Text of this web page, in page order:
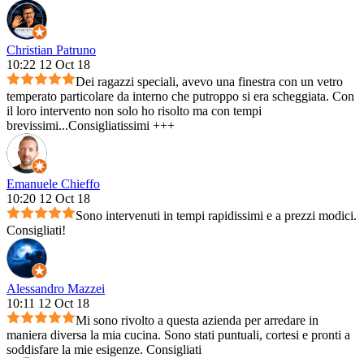
Christian Patruno
10:22 12 Oct 18
Dei ragazzi speciali, avevo una finestra con un vetro
temperato particolare da interno che putroppo si era scheggiata. Con
il loro intervento non solo ho risolto ma con tempi
brevissimi...Consigliatissimi +++
Emanuele Chieffo
10:20 12 Oct 18
Sono intervenuti in tempi rapidissimi e a prezzi modici.
Consigliati!
Alessandro Mazzei
10:11 12 Oct 18
Mi sono rivolto a questa azienda per arredare in
maniera diversa la mia cucina. Sono stati puntuali, cortesi e pronti a
soddisfare la mie esigenze. Consigliati